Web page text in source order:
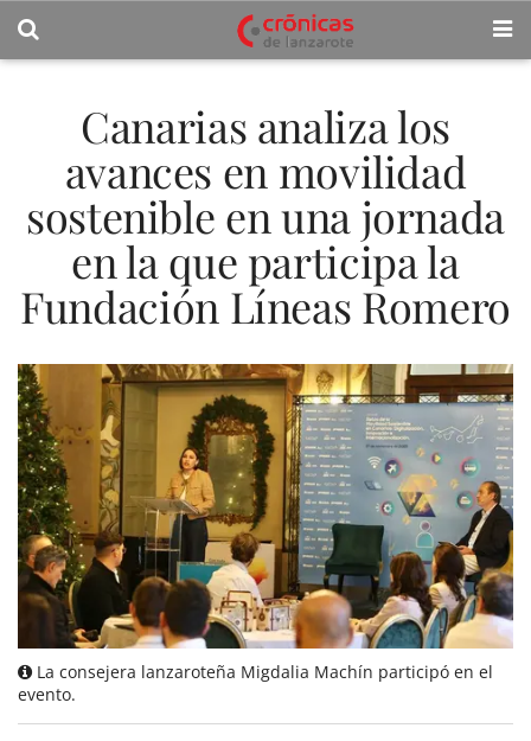
Canarias analiza los
avances en movilidad
sostenible en una jornada
en la que participa la
Fundación Líneas Romero
La consejera lanzaroteña Migdalia Machín participó en el
evento.